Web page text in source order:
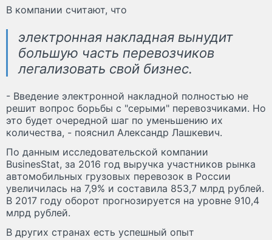
В компании считают, что
электронная накладная вынудит
большую часть перевозчиков
легализовать свой бизнес.
- Введение электронной накладной полностью не
решит вопрос борьбы с "серыми" перевозчиками. Но
это будет очередной шаг по уменьшению их
количества, - пояснил Александр Лашкевич.
По данным исследовательской компании
BusinesStat, за 2016 год выручка участников рынка
автомобильных грузовых перевозок в России
увеличилась на 7,9% и составила 853,7 млрд рублей.
В 2017 году оборот прогнозируется на уровне 910,4
млрд рублей.
В других странах есть успешный опыт